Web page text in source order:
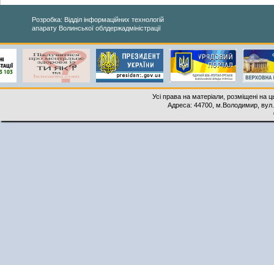
Розробка: Відділ інформаційних технологій
апарату Волинської облдержадміністрації
Усі права на матеріали, розміщені на
Адреса: 44700, м.Володимир,